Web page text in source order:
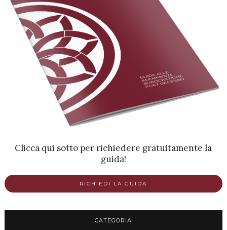
Clicca qui sotto per richiedere gratuitamente la
guida!
RICHIEDI LA GUIDA
CATEGORIA